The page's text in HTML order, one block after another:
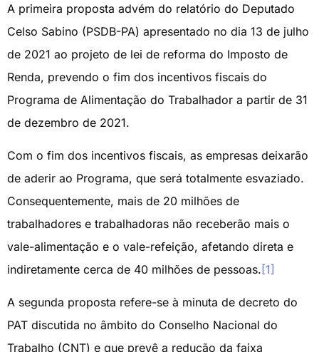
A primeira proposta advém do relatório do Deputado
Celso Sabino (PSDB-PA) apresentado no dia 13 de julho
de 2021 ao projeto de lei de reforma do Imposto de
Renda, prevendo o fim dos incentivos fiscais do
Programa de Alimentação do Trabalhador a partir de 31
de dezembro de 2021.
Com o fim dos incentivos fiscais, as empresas deixarão
de aderir ao Programa, que será totalmente esvaziado.
Consequentemente, mais de 20 milhões de
trabalhadores e trabalhadoras não receberão mais o
vale-alimentação e o vale-refeição, afetando direta e
indiretamente cerca de 40 milhões de pessoas. [1]
A segunda proposta refere-se à minuta de decreto do
PAT discutida no âmbito do Conselho Nacional do
Trabalho (CNT) e que prevê a redução da faixa